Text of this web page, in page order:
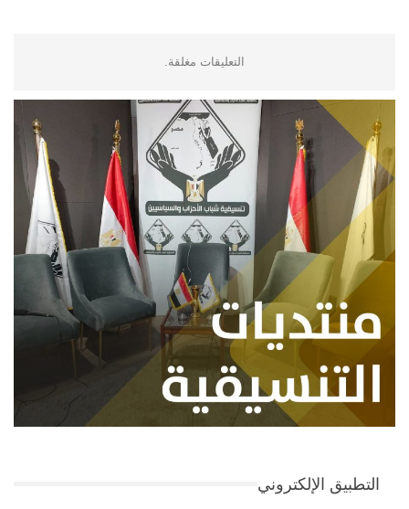
التعليقات مغلقة.
التطبيق الإلكتروني